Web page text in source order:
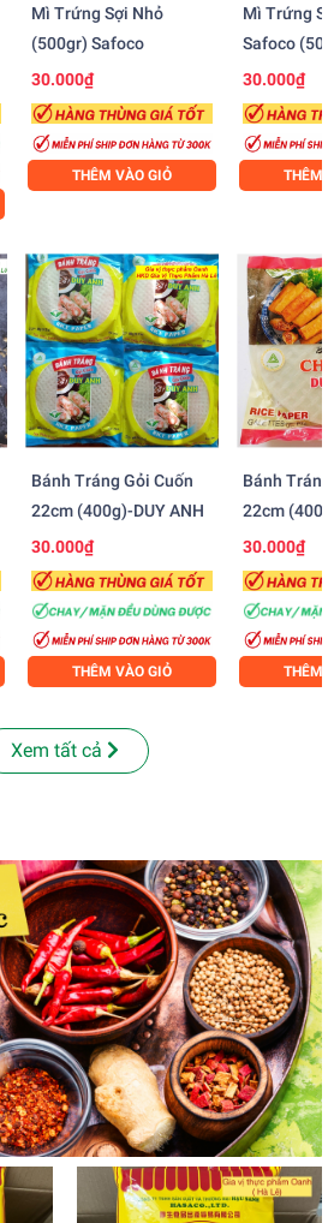
Mì Trứng Sợi Nhỏ
(500gr) Safoco
30.000₫
THÊM VÀO GIỎ
Mì Trứng
Safoco
30.000₫
THÊM
Bánh Tráng Gỏi Cuốn
22cm (400g)-DUY ANH
30.000₫
THÊM VÀO GIỎ
Bánh
22cm
30.000₫
THÊM
Xem tất cả